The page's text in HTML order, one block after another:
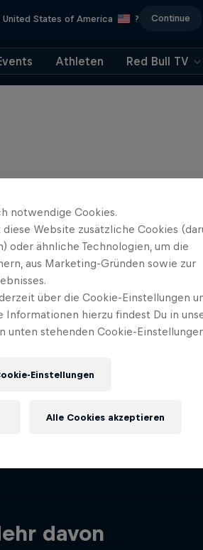
States of America ? Continue
Athleten Red Bull TV
Verbessere dein Gaming mit …
davon
notwendige Cookies.
Website zusätzliche Cookies
oder ähnliche Technologien, um die
aus Marketing-Gründen sowie zur
über die Cookie-Einstellungen
Informationen hierzu findest Du in
unten stehenden Cookie-
Einstellungen
Alle Cookies akzeptieren